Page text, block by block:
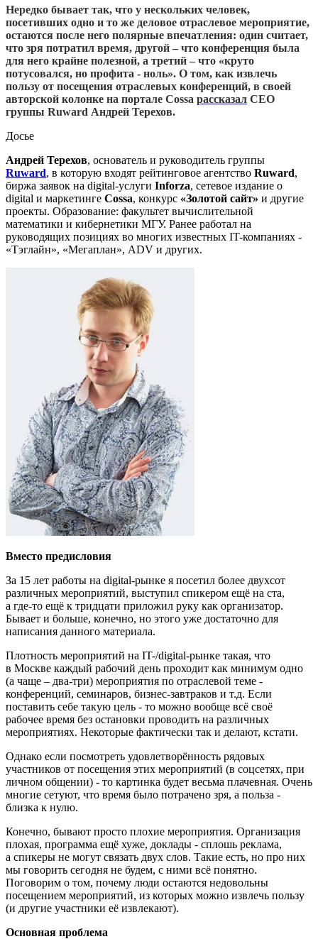
Нередко бывает так, что у нескольких человек,
посетивших одно и то же деловое отраслевое мероприятие,
остаются после него полярные впечатления: один считает,
что зря потратил время, другой – что конференция была
для него крайне полезной, а третий – что «круто
потусовался, но профита - ноль». О том, как извлечь
пользу от посещения отраслевых конференций, в своей
авторской колонке на портале Cossa рассказал CEO
группы Ruward Андрей Терехов.
Досье
Андрей Терехов, основатель и руководитель группы
Ruward, в которую входят рейтинговое агентство Ruward,
биржа заявок на digital-услуги Inforza, сетевое издание о
digital и маркетинге Cossa, конкурс «Золотой сайт» и другие
проекты. Образование: факультет вычислительной
математики и кибернетики МГУ. Ранее работал на
руководящих позициях во многих известных IT-компаниях -
«Тэглайн», «Мегаплан», ADV и других.
Вместо предисловия
За 15 лет работы на digital-рынке я посетил более двухсот
различных мероприятий, выступил спикером ещё на ста,
а где-то ещё к тридцати приложил руку как организатор.
Бывает и больше, конечно, но этого уже достаточно для
написания данного материала.
Плотность мероприятий на IT-/digital-рынке такая, что
в Москве каждый рабочий день проходит как минимум одно
(а чаще – два-три) мероприятия по отраслевой теме -
конференций, семинаров, бизнес-завтраков и т.д. Если
поставить себе такую цель - то можно вообще всё своё
рабочее время без остановки проводить на различных
мероприятиях. Некоторые фактически так и делают, кстати.
Однако если посмотреть удовлетворённость рядовых
участников от посещения этих мероприятий (в соцсетях, при
личном общении) - то картинка будет весьма плачевная. Очень
многие сетуют, что время было потрачено зря, а польза -
близка к нулю.
Конечно, бывают просто плохие мероприятия. Организация
плохая, программа ещё хуже, доклады - сплошь реклама,
а спикеры не могут связать двух слов. Такие есть, но про них
мы говорить сегодня не будем, с ними всё понятно.
Поговорим о том, почему люди остаются недовольны
посещением мероприятий, из которых можно извлечь пользу
(и другие участники её извлекают).
Основная проблема